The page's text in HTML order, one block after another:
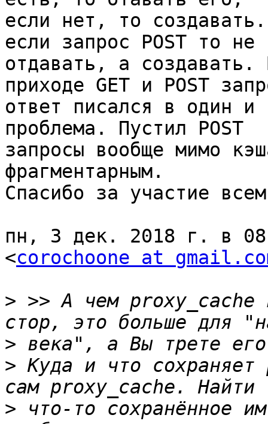
если нет, то
если запрос POST то не
отдавать, а создавать.
приходе GET и POST
ответ писался в один и
проблема. Пустил POST
запросы вообще мимо
фрагментарным.
Спасибо за участие
пн, 3 дек. 2018 г. в
<corochoone at
> >> А чем proxy_cache
>
> Куда и что сохраняет
> что-то сохранённое